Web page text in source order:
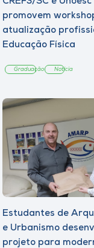
promovem
atualização
Educação Física
Graduação Notícia
Estudantes de
e Urbanismo
projeto para